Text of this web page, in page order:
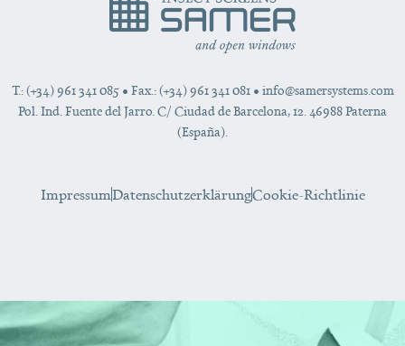
T.: (+34) 961 341 085• Fax.: (+34) 961 341 081 • info@samersystems.com
Pol. Ind. Fuente del Jarro. C/ Ciudad de Barcelona, 12. 46988 Paterna
(España).
ImpressumDatenschutzerklärungCookie-Richtlinie